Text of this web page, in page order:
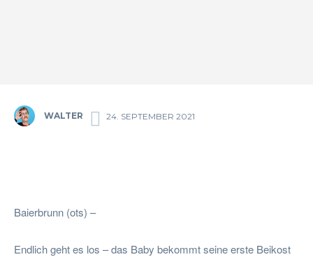
WALTER 24. SEPTEMBER 2021
Baierbrunn (ots) –
Endlich geht es los – das Baby bekommt seine erste Beikost